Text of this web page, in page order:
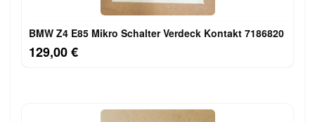
BMW Z4 E85 Mikro Schalter Verdeck Kontakt 7186820
129,00 €